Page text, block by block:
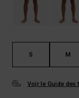
S M
Voir le Guide des